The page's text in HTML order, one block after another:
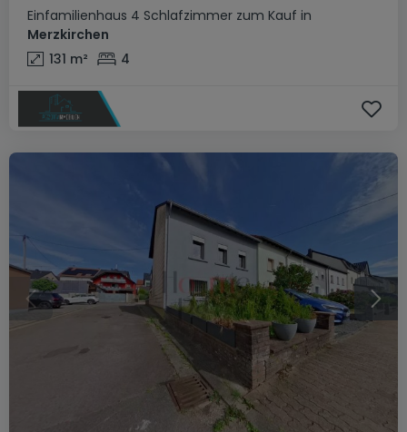
Einfamilienhaus 4 Schlafzimmer zum Kauf in
Merzkirchen
131 m² 4